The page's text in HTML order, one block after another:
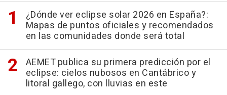
¿Dónde ver eclipse solar 2026 en España?:
Mapas de puntos oficiales y recomendados
en las comunidades donde será total
AEMET publica su primera predicción por el
eclipse: cielos nubosos en Cantábrico y
litoral gallego, con lluvias en este